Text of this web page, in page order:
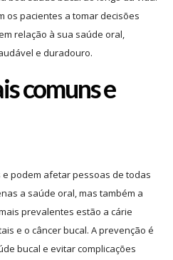
os pacientes a tomar decisões
relação à sua saúde oral,
e duradouro.
comuns e
podem afetar pessoas de todas
a saúde oral, mas também a
prevalentes estão a cárie
e o câncer bucal. A prevenção é
bucal e evitar complicações